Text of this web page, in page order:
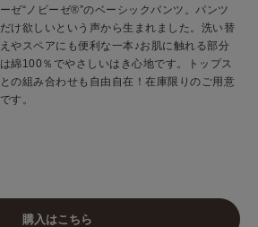
ーゼ“ノビーゼ®”のベーシックパンツ。パンツ
だけ欲しいという声から生まれました。洗い替
えやスペアにも便利な一本♪お肌に触れる部分
は綿100％でやさしいはき心地です。トップス
との組み合わせも自由自在！在庫限りのご用意
です。
購入はこちら